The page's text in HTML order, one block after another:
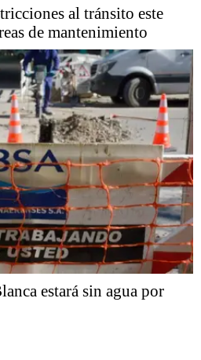
al tránsito este
de mantenimiento
estará sin agua por